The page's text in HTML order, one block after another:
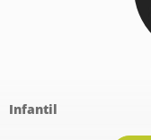
Infantil